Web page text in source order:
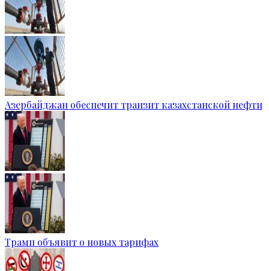
Азербайджан обеспечит транзит казахстанской нефти
Трамп объявит о новых тарифах